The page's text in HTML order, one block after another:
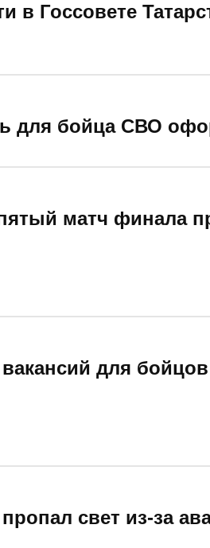
в Госсовете
для бойца СВО
матч финала
для
свет из-за